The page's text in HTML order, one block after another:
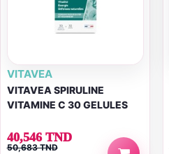
VITAVEA
VITAVEA SPIRULINE
VITAMINE C 30 GELULES
40,546 TND
50,683 TND